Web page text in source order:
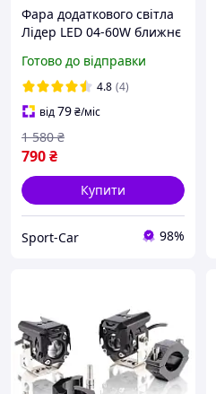
Фара додаткового світла
Лідер LED 04-60W ближнє
Готово до відправки
4.8 (4)
від79₴/міс
790₴
1 580 ₴
Купити
Sport-Car 98%